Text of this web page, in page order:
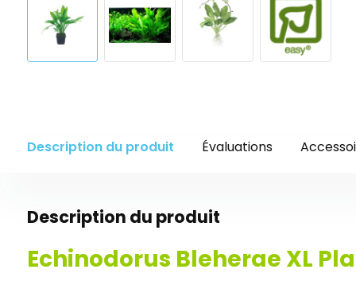
Description du produit Évaluations
Description du produit
Echinodorus Bleherae XL